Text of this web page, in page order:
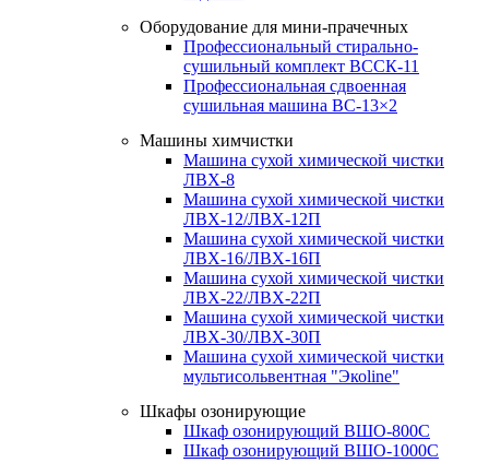
Оборудование для мини-прачечных
Профессиональный стирально-
сушильный комплект ВССК-11
Профессиональная сдвоенная
сушильная машина ВС-13×2
Машины химчистки
Машина сухой химической чистки
ЛВХ-8
Машина сухой химической чистки
ЛВХ-12/ЛВХ-12П
Машина сухой химической чистки
ЛВХ-16/ЛВХ-16П
Машина сухой химической чистки
ЛВХ-22/ЛВХ-22П
Машина сухой химической чистки
ЛВХ-30/ЛВХ-30П
Машина сухой химической чистки
мультисольвентная "Экоline"
Шкафы озонирующие
Шкаф озонирующий ВШО-800С
Шкаф озонирующий ВШО-1000С